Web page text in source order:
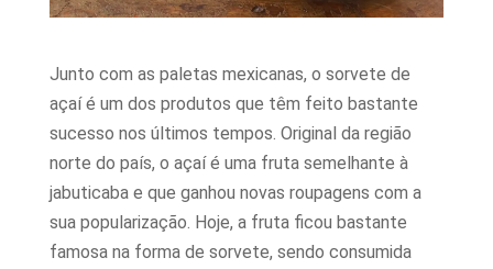
Junto com as paletas mexicanas, o sorvete de
açaí é um dos produtos que têm feito bastante
sucesso nos últimos tempos. Original da região
norte do país, o açaí é uma fruta semelhante à
jabuticaba e que ganhou novas roupagens com a
sua popularização. Hoje, a fruta ficou bastante
famosa na forma de sorvete, sendo consumida